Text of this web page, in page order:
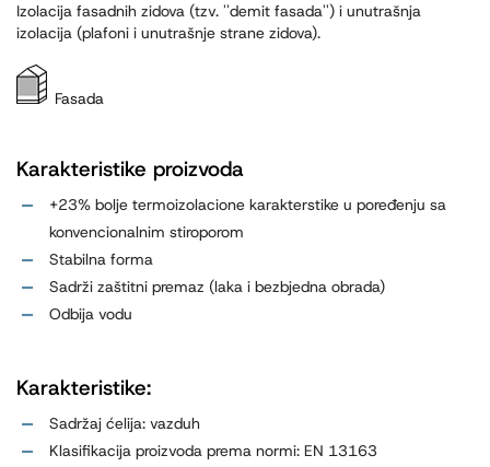
Izolacija fasadnih zidova (tzv. ''demit fasada'') i unutrašnja
izolacija (plafoni i unutrašnje strane zidova).
Fasada
Karakteristike proizvoda
+23% bolje termoizolacione karakterstike u poređenju sa
konvencionalnim stiroporom
Stabilna forma
Sadrži zaštitni premaz (laka i bezbjedna obrada)
Odbija vodu
Karakteristike:
Sadržaj ćelija: vazduh
Klasifikacija proizvoda prema normi: EN 13163